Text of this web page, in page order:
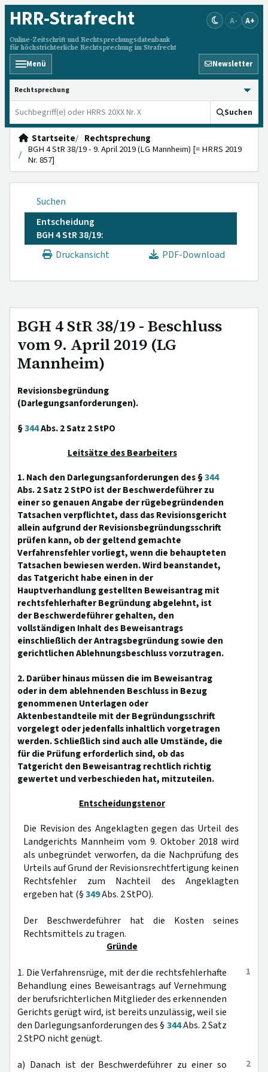
HRR-Strafrecht
Online-Zeitschrift und Rechtsprechungsdatenbank
für höchstrichterliche Rechtsprechung im Strafrecht
A- A+
Menü Newsletter
HRRS durchsuchen
Suchen
Startseite
Rechtsprechung
BGH 4 StR 38/19 - 9. April 2019 (LG Mannheim) [= HRRS 2019
Nr. 857]
Suchen
Entscheidung
BGH 4 StR 38/19:
Druckansicht
PDF-Download
BGH 4 StR 38/19 - Beschluss
vom 9. April 2019 (LG
Mannheim)
Revisionsbegründung
(Darlegungsanforderungen).
§344Abs. 2 Satz 2 StPO
Leitsätze des Bearbeiters
1. Nach den Darlegungsanforderungen des §344
Abs. 2 Satz 2 StPO ist der Beschwerdeführer zu
einer so genauen Angabe der rügebegründenden
Tatsachen verpflichtet, dass das Revisionsgericht
allein aufgrund der Revisionsbegründungsschrift
prüfen kann, ob der geltend gemachte
Verfahrensfehler vorliegt, wenn die behaupteten
Tatsachen bewiesen werden. Wird beanstandet,
das Tatgericht habe einen in der
Hauptverhandlung gestellten Beweisantrag mit
rechtsfehlerhafter Begründung abgelehnt, ist
der Beschwerdeführer gehalten, den
vollständigen Inhalt des Beweisantrags
einschließlich der Antragsbegründung sowie den
gerichtlichen Ablehnungsbeschluss vorzutragen.
2. Darüber hinaus müssen die im Beweisantrag
oder in dem ablehnenden Beschluss in Bezug
genommenen Unterlagen oder
Aktenbestandteile mit der Begründungsschrift
vorgelegt oder jedenfalls inhaltlich vorgetragen
werden. Schließlich sind auch alle Umstände, die
für die Prüfung erforderlich sind, ob das
Tatgericht den Beweisantrag rechtlich richtig
gewertet und verbeschieden hat, mitzuteilen.
Entscheidungstenor
Die Revision des Angeklagten gegen das Urteil des
Landgerichts Mannheim vom 9. Oktober 2018 wird
als unbegründet verworfen, da die Nachprüfung des
Urteils auf Grund der Revisionsrechtfertigung keinen
Rechtsfehler zum Nachteil des Angeklagten
ergeben hat (§349Abs. 2 StPO).
Der Beschwerdeführer hat die Kosten seines
Rechtsmittels zu tragen.
Gründe
1
1. Die Verfahrensrüge, mit der die rechtsfehlerhafte
Behandlung eines Beweisantrags auf Vernehmung
der berufsrichterlichen Mitglieder des erkennenden
Gerichts gerügt wird, ist bereits unzulässig, weil sie
den Darlegungsanforderungen des § 344Abs. 2 Satz
2 StPO nicht genügt.
2
a) Danach ist der Beschwerdeführer zu einer so